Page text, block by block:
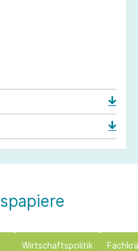
Wirtschaftspolitik